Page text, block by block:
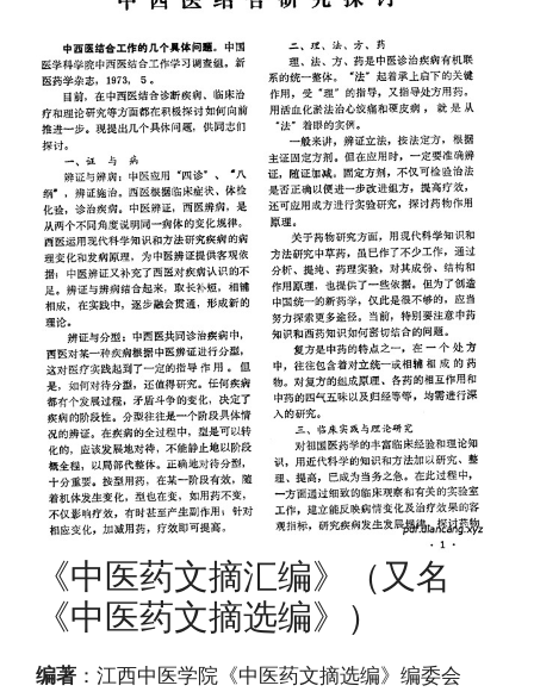
《中医药文摘汇编》（又名
《中医药文摘选编》）
编著 ：江西中医学院《中医药文摘选编》编委会